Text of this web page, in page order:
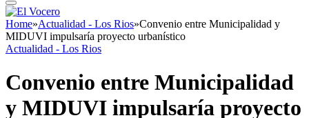
Home»Actualidad - Los Rios»Convenio entre Municipalidad y
MIDUVI impulsaría proyecto urbanístico
Actualidad - Los Rios
Convenio entre Municipalidad
y MIDUVI impulsaría proyecto